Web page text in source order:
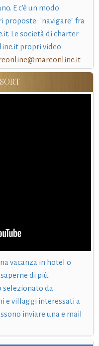
E c'è un modo
"navigare" fra
Le società di charter
propri video
vacanza in hotel o
di più.
selezionato da
e villaggi interessati a
inviare una e mail